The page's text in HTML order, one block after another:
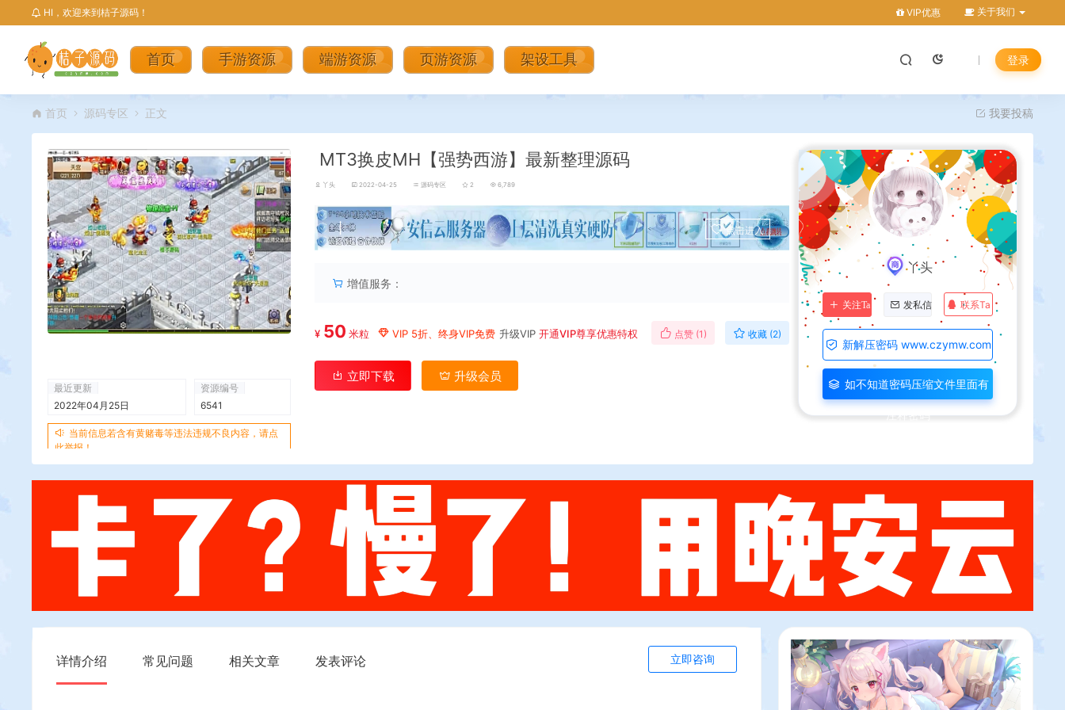
HI，欢迎来到桔子源码！ VIP优惠 关于我们
首页 手游资源 端游资源 页游资源 架设工具 登录
首页 源码专区 正文 我要投稿
最近更新
2022年04月25日
资源编号
6541
当前信息若含有黄赌毒等违法违规不良内容，请点
此举报！
MT3换皮MH【强势西游】最新整理源码
丫头 2022-04-25 源码专区 2 6,789
丨 点击进入
增值服务：
¥ 50 米粒 VIP 5折、终身VIP免费 升级VIP 开通VIP尊享优惠特权 点赞 (1) 收藏 (2)
立即下载 升级会员
丫头
关注Ta 发私信 联系Ta
新解压密码 www.czymw.com
如不知道密码压缩文件里面有
详情介绍 常见问题 相关文章 发表评论 立即咨询